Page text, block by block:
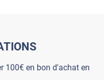
100€ en bon d'achat en